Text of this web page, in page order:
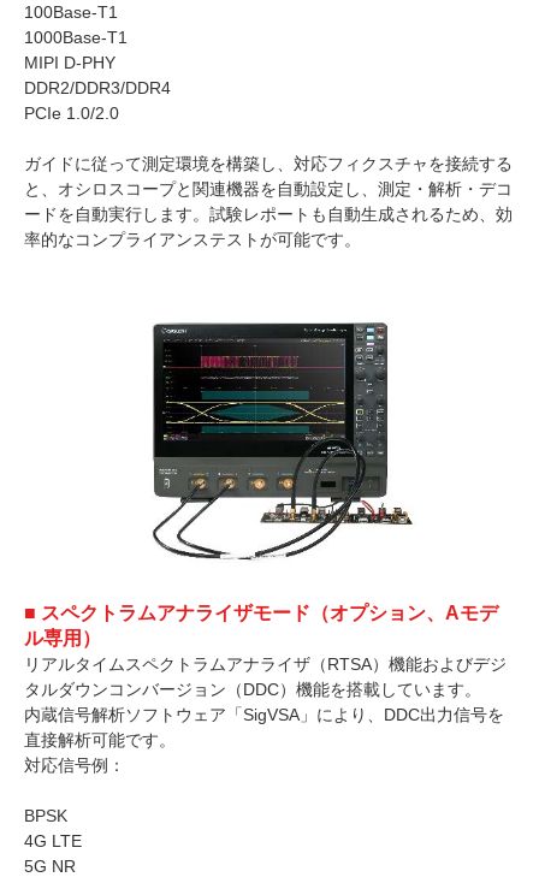
100Base-T1
1000Base-T1
MIPI D-PHY
DDR2/DDR3/DDR4
PCIe 1.0/2.0
ガイドに従って測定環境を構築し、対応フィクスチャを接続する
と、オシロスコープと関連機器を自動設定し、測定・解析・デコ
ードを自動実行します。試験レポートも自動生成されるため、効
率的なコンプライアンステストが可能です。
■ スペクトラムアナライザモード（オプション、Aモデ
ル専用）
リアルタイムスペクトラムアナライザ（RTSA）機能およびデジ
タルダウンコンバージョン（DDC）機能を搭載しています。
内蔵信号解析ソフトウェア「SigVSA」により、DDC出力信号を
直接解析可能です。
対応信号例：
BPSK
4G LTE
5G NR